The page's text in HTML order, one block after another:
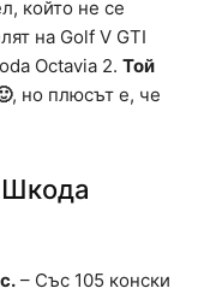
който не се
на Golf V GTI
Octavia 2. Той
, но плюсът е, че
Шкода
– Със 105 конски